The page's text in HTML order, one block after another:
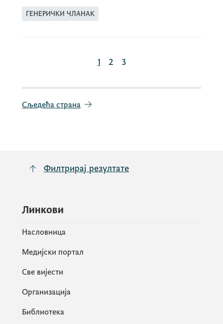
ГЕНЕРИЧКИ ЧЛАНАК
1 2 3
Сљедећа страна
Филтрирај резултате
Линкови
Насловница
Медијски портал
Све вијести
Организација
Библиотека